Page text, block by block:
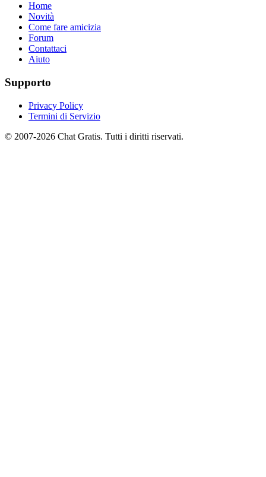
Home
Novità
Come fare amicizia
Forum
Contattaci
Aiuto
Supporto
Privacy Policy
Termini di Servizio
© 2007-2026 Chat Gratis. Tutti i diritti riservati.